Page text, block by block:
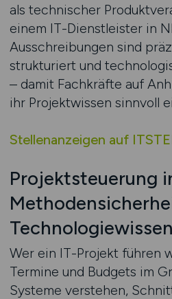
als technischer
einem IT-Dienstleister in
Ausschreibungen sind
strukturiert und
– damit Fachkräfte auf
ihr Projektwissen sinnvoll
Stellenanzeigen auf
Projektsteuerung
Technologiewissen
Wer ein IT-Projekt führen
Termine und Budgets im
Systeme verstehen,